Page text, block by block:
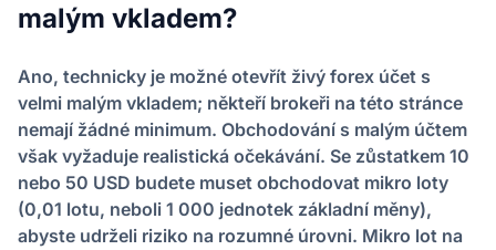
malým vkladem?
Ano, technicky je možné otevřít živý forex účet s
velmi malým vkladem; někteří brokeři na této stránce
nemají žádné minimum. Obchodování s malým účtem
však vyžaduje realistická očekávání. Se zůstatkem 10
nebo 50 USD budete muset obchodovat mikro loty
(0,01 lotu, neboli 1 000 jednotek základní měny),
abyste udrželi riziko na rozumné úrovni. Mikro lot na